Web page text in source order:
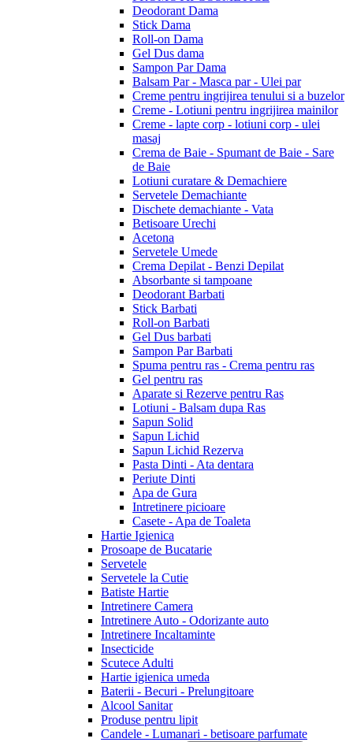
Deodorant Dama
Stick Dama
Roll-on Dama
Gel Dus dama
Sampon Par Dama
Balsam Par - Masca par - Ulei par
Creme pentru ingrijirea tenului si a buzelor
Creme - Lotiuni pentru ingrijirea mainilor
Creme - lapte corp - lotiuni corp - ulei
masaj
Crema de Baie - Spumant de Baie - Sare
de Baie
Lotiuni curatare & Demachiere
Servetele Demachiante
Dischete demachiante - Vata
Betisoare Urechi
Acetona
Servetele Umede
Crema Depilat - Benzi Depilat
Absorbante si tampoane
Deodorant Barbati
Stick Barbati
Roll-on Barbati
Gel Dus barbati
Sampon Par Barbati
Spuma pentru ras - Crema pentru ras
Gel pentru ras
Aparate si Rezerve pentru Ras
Lotiuni - Balsam dupa Ras
Sapun Solid
Sapun Lichid
Sapun Lichid Rezerva
Pasta Dinti - Ata dentara
Periute Dinti
Apa de Gura
Intretinere picioare
Casete - Apa de Toaleta
Hartie Igienica
Prosoape de Bucatarie
Servetele
Servetele la Cutie
Batiste Hartie
Intretinere Camera
Intretinere Auto - Odorizante auto
Intretinere Incaltaminte
Insecticide
Scutece Adulti
Hartie igienica umeda
Baterii - Becuri - Prelungitoare
Alcool Sanitar
Produse pentru lipit
Candele - Lumanari - betisoare parfumate